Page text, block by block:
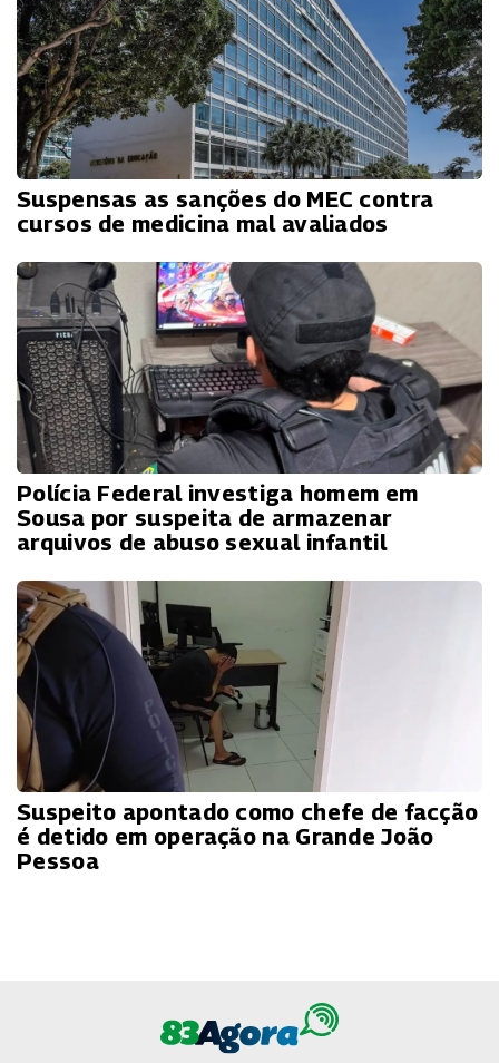
Suspensas as sanções do MEC contra
cursos de medicina mal avaliados
Polícia Federal investiga homem em
Sousa por suspeita de armazenar
arquivos de abuso sexual infantil
Suspeito apontado como chefe de facção
é detido em operação na Grande João
Pessoa